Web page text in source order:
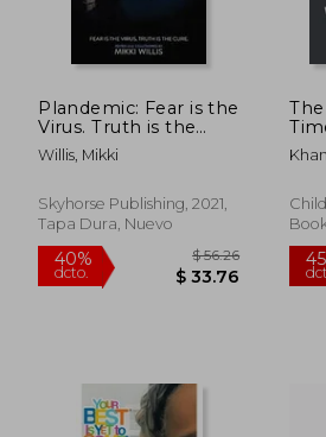
Plandemic: Fear is the
Virus. Truth is the
Cure. (en Inglés)
Willis, Mikki
Skyhorse Publishing, 2021,
Tapa Dura, Nuevo